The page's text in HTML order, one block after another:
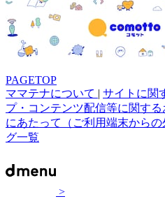
PAGETOP
ママテナについて | サイトに関
プ・コンテンツ配信等に関す
にあたって（ご利用端末から
グ一覧
>